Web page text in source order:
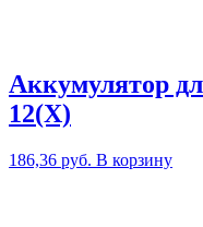
Аккумулятор
12(X)
186,36 руб. В корзину